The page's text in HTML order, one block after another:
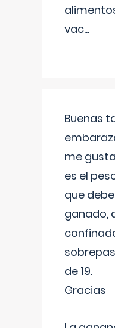
vac...
Buenas
me
es el
que
ganado,
de 19.
Gracias